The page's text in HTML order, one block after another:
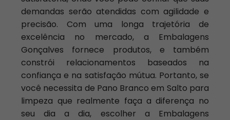
demandas serão atendidas com agilidade e
precisão. Com uma longa trajetória de
excelência no mercado, a Embalagens
Gonçalves fornece produtos, e também
constrói relacionamentos baseados na
confiança e na satisfação mútua. Portanto, se
você necessita de Pano Branco em Salto para
limpeza que realmente faça a diferença no
seu dia a dia, escolher a Embalagens